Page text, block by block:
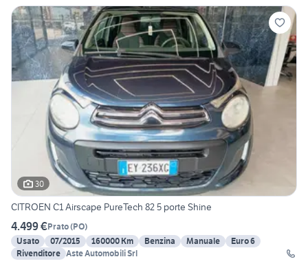
30
CITROEN C1 Airscape PureTech 82 5 porte Shine
4.499 €Prato(PO)
Usato
07/2015 160000 Km Benzina Manuale
Euro 6
Rivenditore Aste Automobili Srl